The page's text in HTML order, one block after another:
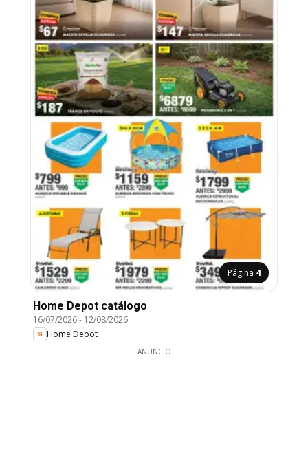
Página 4
Home Depot catálogo
16/07/2026- 12/08/2026
Home Depot
ANUNCIO